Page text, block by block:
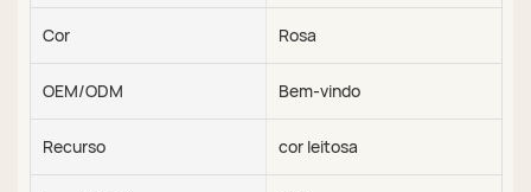
Cor Rosa
OEM/ODM Bem-vindo
Recurso cor leitosa